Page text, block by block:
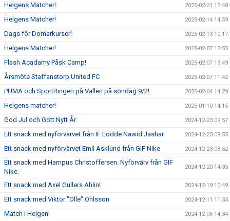
Helgens Matcher! 2025-02-21 13:48
Helgens Matcher! 2025-02-14 14:59
Dags för Domarkurser! 2025-02-13 10:17
Helgens Matcher! 2025-02-07 13:55
Flash Acadamy Påsk Camp! 2025-02-07 13:49
Årsmöte Staffanstorp United FC 2025-02-07 11:42
PUMA och SportRingen på Vallen på söndag 9/2! 2025-02-04 14:29
Helgens matcher! 2025-01-10 14:15
God Jul och Gott Nytt År 2024-12-23 09:57
Ett snack med nyförvärvet från IF Lödde Nawid Jashar 2024-12-23 08:55
Ett snack med nyförvärvet Emil Asklund från GIF Nike 2024-12-23 08:52
Ett snack med Hampus Christoffersen. Nyförvärv från GIF
Nike.
2024-12-20 14:35
Ett snack med Axel Gullers Ahlin! 2024-12-19 10:49
Ett snack med Viktor "Olle" Ohlsson 2024-12-11 11:33
Match i Helgen! 2024-12-06 14:34